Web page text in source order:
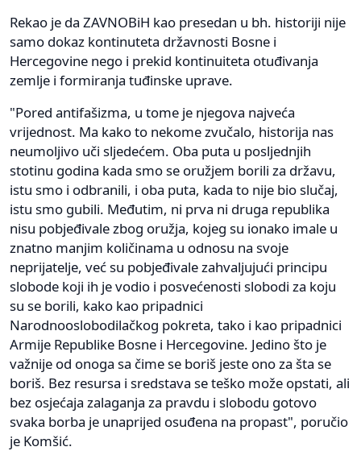
Rekao je da ZAVNOBiH kao presedan u bh. historiji nije
samo dokaz kontinuteta državnosti Bosne i
Hercegovine nego i prekid kontinuiteta otuđivanja
zemlje i formiranja tuđinske uprave.
"Pored antifašizma, u tome je njegova najveća
vrijednost. Ma kako to nekome zvučalo, historija nas
neumoljivo uči sljedećem. Oba puta u posljednjih
stotinu godina kada smo se oružjem borili za državu,
istu smo i odbranili, i oba puta, kada to nije bio slučaj,
istu smo gubili. Međutim, ni prva ni druga republika
nisu pobjeđivale zbog oružja, kojeg su ionako imale u
znatno manjim količinama u odnosu na svoje
neprijatelje, već su pobjeđivale zahvaljujući principu
slobode koji ih je vodio i posvećenosti slobodi za koju
su se borili, kako kao pripadnici
Narodnooslobodilačkog pokreta, tako i kao pripadnici
Armije Republike Bosne i Hercegovine. Jedino što je
važnije od onoga sa čime se boriš jeste ono za šta se
boriš. Bez resursa i sredstava se teško može opstati, ali
bez osjećaja zalaganja za pravdu i slobodu gotovo
svaka borba je unaprijed osuđena na propast", poručio
je Komšić.